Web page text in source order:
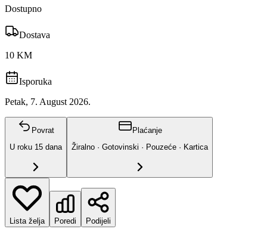
Dostupno
Dostava
10 KM
Isporuka
Petak, 7. August 2026.
Povrat
U roku 15 dana
Plaćanje
Žiralno · Gotovinski · Pouzeće · Kartica
Lista želja Poredi Podijeli